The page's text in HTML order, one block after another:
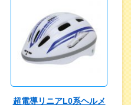
超電導リニアL0系ヘルメ